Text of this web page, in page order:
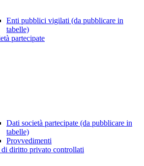
Enti pubblici vigilati (da pubblicare in
tabelle)
partecipate
Dati società partecipate (da pubblicare in
tabelle)
Provvedimenti
diritto privato controllati